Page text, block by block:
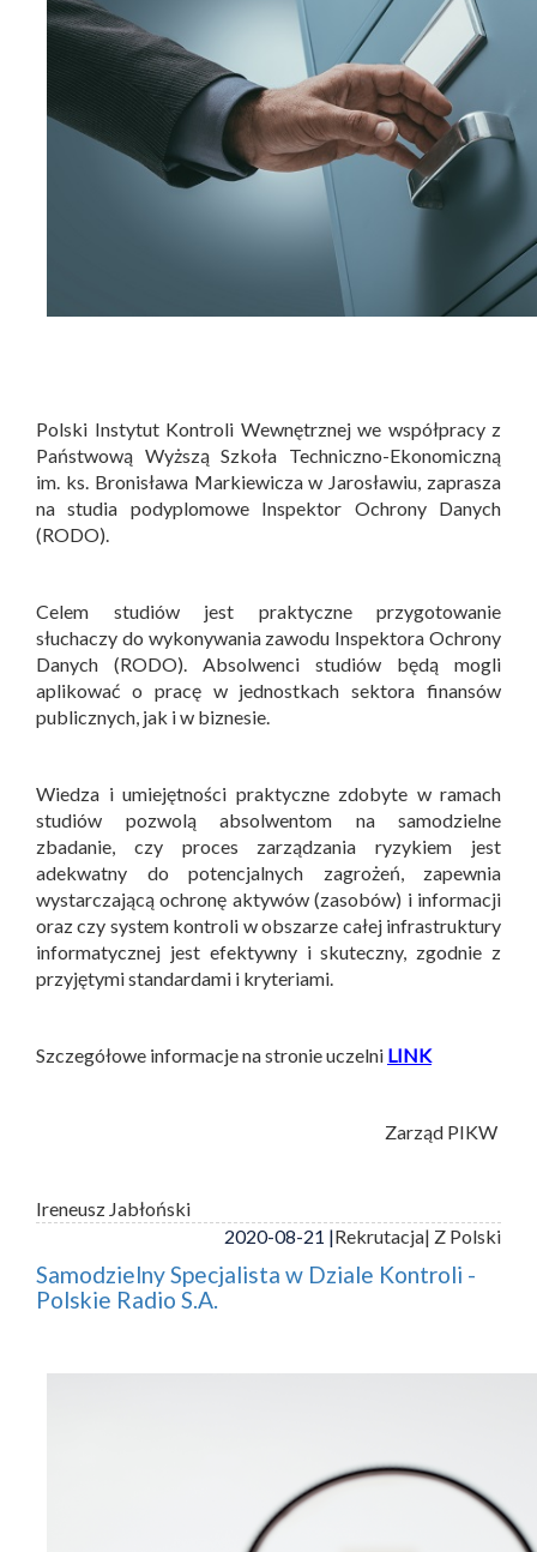
Polski Instytut Kontroli Wewnętrznej we współpracy z
Państwową Wyższą Szkoła Techniczno-Ekonomiczną
im. ks. Bronisława Markiewicza w Jarosławiu, zaprasza
na studia podyplomowe Inspektor Ochrony Danych
(RODO).
Celem studiów jest praktyczne przygotowanie
słuchaczy do wykonywania zawodu Inspektora Ochrony
Danych (RODO). Absolwenci studiów będą mogli
aplikować o pracę w jednostkach sektora finansów
publicznych, jak i w biznesie.
Wiedza i umiejętności praktyczne zdobyte w ramach
studiów pozwolą absolwentom na samodzielne
zbadanie, czy proces zarządzania ryzykiem jest
adekwatny do potencjalnych zagrożeń, zapewnia
wystarczającą ochronę aktywów (zasobów) i informacji
oraz czy system kontroli w obszarze całej infrastruktury
informatycznej jest efektywny i skuteczny, zgodnie z
przyjętymi standardami i kryteriami.
Szczegółowe informacje na stronie uczelni LINK
Zarząd PIKW
Ireneusz Jabłoński
2020-08-21 |Rekrutacja| Z Polski
Samodzielny Specjalista w Dziale Kontroli -
Polskie Radio S.A.